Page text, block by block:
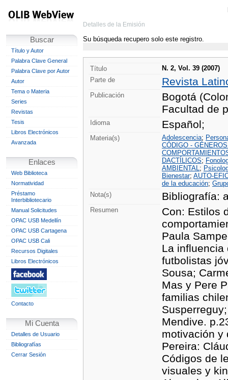
Buscar
Título y Autor
Palabra Clave General
Palabra Clave por Autor
Autor
Tema o Materia
Series
Revistas
Tesis
Libros Electrónicos
Avanzada
Enlaces
Web Biblioteca
Normatividad
Préstamo
Interbibliotecario
Manual Solicitudes
OPAC USB Medellín
OPAC USB Cartagena
OPAC USB Cali
Recursos Digitales
Libros Electrónicos
Contacto
Mi Cuenta
Detalles de Usuario
Bibliografías
Cerrar Sesión
Detalles de la Emisión
Su búsqueda recupero solo este registro.
Título
N. 2, Vol. 39 (2007)
Parte de
Revista
Publicación
Bogotá
Facultad de
Idioma Español;
Materia(s) Adolescencia;
CÓDIGO -
DACTÍLICOS;
AMBIENTAL;
Bienestar; AUTO-
de la educación;
Nota(s)
Bibliografía:
Resumen
Con: Estilos
Paula
La influencia
futbolistas
Sousa;
Mas y Pere
familias
Mendive.
motivación y
Pereira:
Códigos de
visuales y